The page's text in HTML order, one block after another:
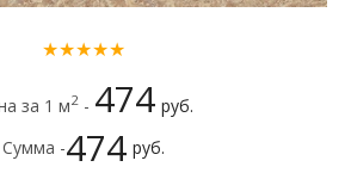
★★★★★
за 1 м2- 474 руб.
Сумма -474 руб.